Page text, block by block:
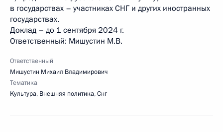
в государствах – участниках СНГ и других иностранных
государствах.
Доклад – до 1 сентября 2024 г.
Ответственный: Мишустин М.В.
Ответственный
Мишустин Михаил Владимирович
Тематика
Культура, Внешняя политика,Снг